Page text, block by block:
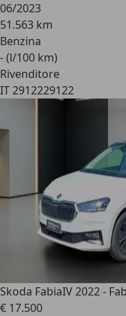
06/2023
51.563 km
Benzina
- (l/100 km)
Rivenditore
IT 2912229122
Skoda FabiaIV 2022 -
€ 17.500